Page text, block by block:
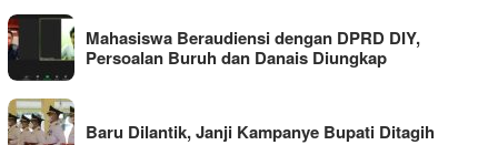
Mahasiswa Beraudiensi dengan DPRD DIY,
Persoalan Buruh dan Danais Diungkap
Baru Dilantik, Janji Kampanye Bupati Ditagih